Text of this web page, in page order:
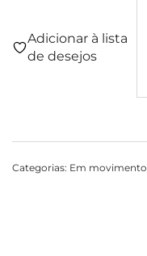
Adicionar à lista
de desejos
Categorias: Em movimento